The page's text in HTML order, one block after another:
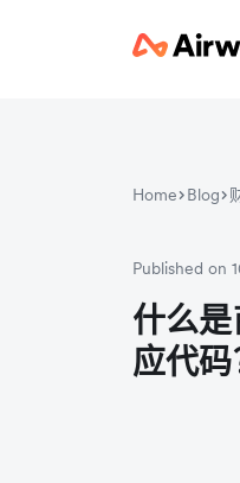
Home Blog
Published on
什么
应代码